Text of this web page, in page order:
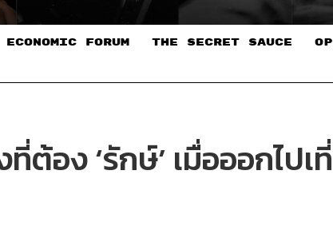
ECONOMIC FORUM THE SECRET SAUCE​
ต้อง ‘รักษ์’ เมื่อออกไปเ